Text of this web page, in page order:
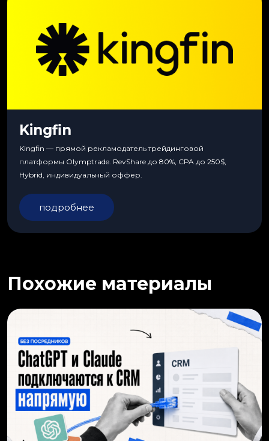
Kingfin
Kingfin — прямой рекламодатель трейдинговой
платформы Olymptrade. RevShare до 80%, CPA до 250$,
Hybrid, индивидуальный оффер.
подробнее
Похожие материалы